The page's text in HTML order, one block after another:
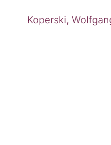
Koperski,